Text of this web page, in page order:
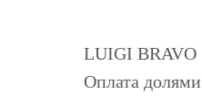
LUIGI BRAVO
Оплата долями